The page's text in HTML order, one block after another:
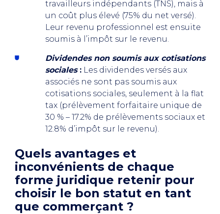
travailleurs indépendants (TNS), mais à
un coût plus élevé (75% du net versé).
Leur revenu professionnel est ensuite
soumis à l’impôt sur le revenu.
Dividendes non soumis aux cotisations
sociales: Les dividendes versés aux
associés ne sont pas soumis aux
cotisations sociales, seulement à la flat
tax (prélèvement forfaitaire unique de
30 % – 17.2% de prélèvements sociaux et
12.8% d’impôt sur le revenu).
Quels avantages et
inconvénients de chaque
forme juridique retenir pour
choisir le bon statut en tant
que commerçant ?